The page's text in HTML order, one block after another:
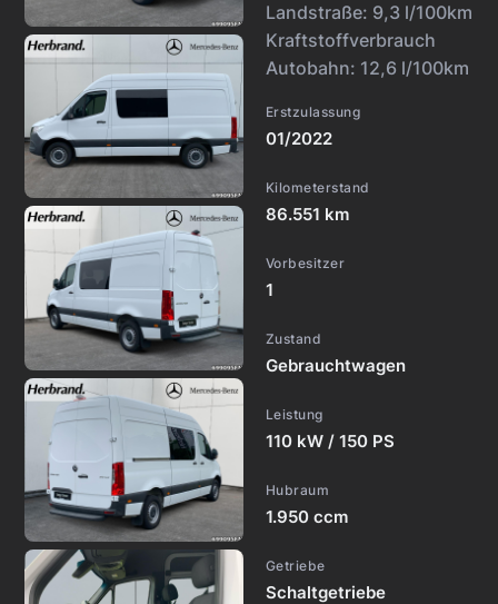
Landstraße: 9,3 l/100km
Kraftstoffverbrauch
Autobahn: 12,6 l/100km
Erstzulassung
01/2022
Kilometerstand
86.551 km
Vorbesitzer
1
Zustand
Gebrauchtwagen
Leistung
110 kW / 150 PS
Hubraum
1.950 ccm
Getriebe
Schaltgetriebe